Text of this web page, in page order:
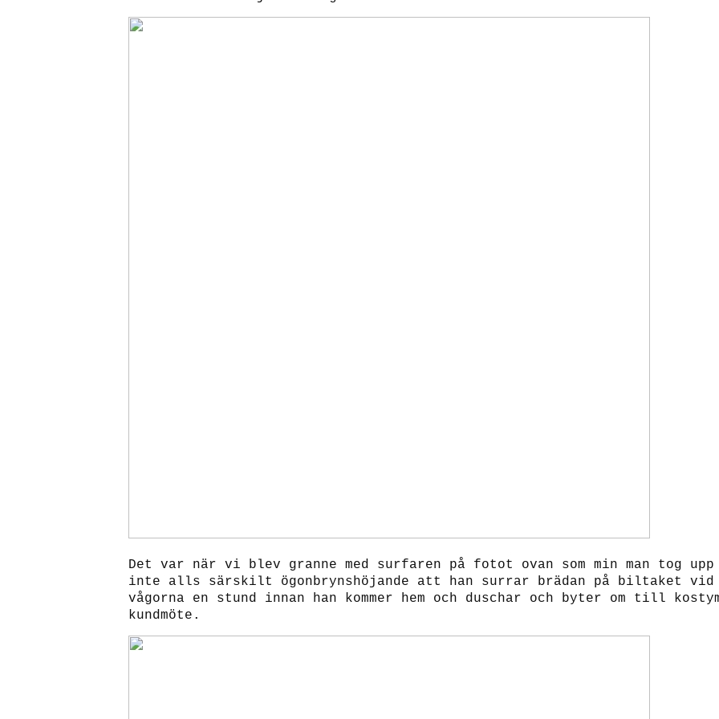
Det var när vi blev granne med surfaren på fotot ovan som min man tog
inte alls särskilt ögonbrynshöjande att han surrar brädan på biltaket
vågorna en stund innan han kommer hem och duschar och byter om till
kundmöte.